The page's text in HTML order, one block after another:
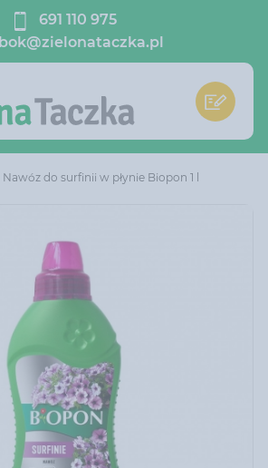
691 110 975
bok@zielonataczka.pl
Nawóz do surfinii w płynie Biopon 1 l